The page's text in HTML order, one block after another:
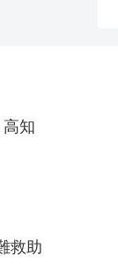
知
救助